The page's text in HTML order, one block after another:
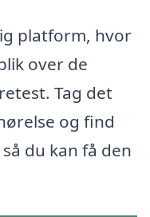
platform, hvor
over de
Tag det
og find
du kan få den